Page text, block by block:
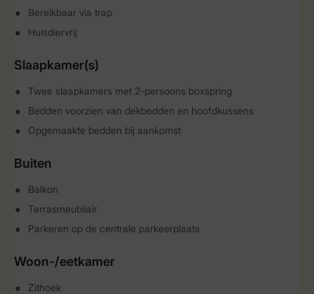
Bereikbaar via trap
Huisdiervrij
Slaapkamer(s)
Twee slaapkamers met 2-persoons boxspring
Bedden voorzien van dekbedden en hoofdkussens
Opgemaakte bedden bij aankomst
Buiten
Balkon
Terrasmeubilair
Parkeren op de centrale parkeerplaats
Woon-/eetkamer
Zithoek